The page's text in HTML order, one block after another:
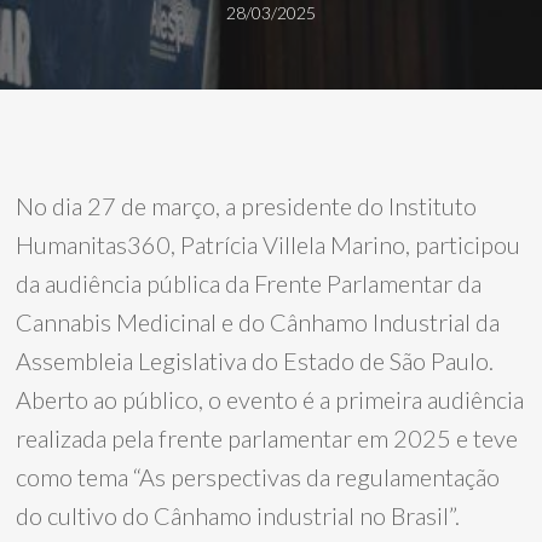
28/03/2025
No dia 27 de março, a presidente do Instituto
Humanitas360, Patrícia Villela Marino, participou
da audiência pública da Frente Parlamentar da
Cannabis Medicinal e do Cânhamo Industrial da
Assembleia Legislativa do Estado de São Paulo.
Aberto ao público, o evento é a primeira audiência
realizada pela frente parlamentar em 2025 e teve
como tema “As perspectivas da regulamentação
do cultivo do Cânhamo industrial no Brasil”.